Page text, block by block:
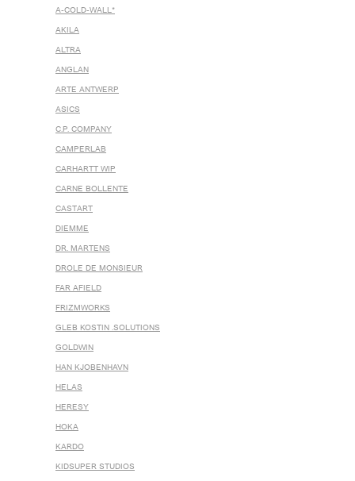
A-COLD-WALL*
AKILA
ALTRA
ANGLAN
ARTE ANTWERP
ASICS
C.P. COMPANY
CAMPERLAB
CARHARTT WIP
CARNE BOLLENTE
CASTART
DIEMME
DR. MARTENS
DROLE DE MONSIEUR
FAR AFIELD
FRIZMWORKS
GLEB KOSTIN .SOLUTIONS
GOLDWIN
HAN KJOBENHAVN
HELAS
HERESY
HOKA
KARDO
KIDSUPER STUDIOS